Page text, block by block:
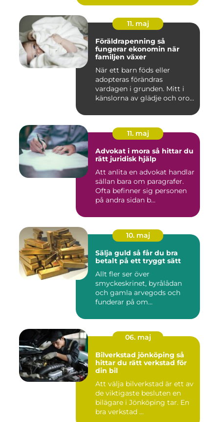
11. maj
Föräldrapenning så
fungerar ekonomin när
familjen växer
När ett barn föds eller
adopteras förändras
vardagen i grunden. Mitt i
känslorna av glädje och oro
11. maj
Advokat i mora så hittar du
rätt juridisk hjälp
Att anlita en advokat handlar
sällan bara om paragrafer.
Ofta befinner sig personen
på andra sidan b...
10. maj
Sälja guld så får du bra
betalt på ett tryggt sätt
Allt fler ser över
smyckeskrinet, byrålådan
och gamla arvegods och
funderar på om
06. maj
Bilverkstad jönköping så
hittar du rätt verkstad för
din bil
Att välja bilverkstad är ett av
de viktigaste besluten en
bilägare i Jönköping tar. En
bra verkstad ...